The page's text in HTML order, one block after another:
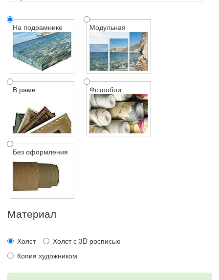
На подрамнике Модульная
В раме Фотообои
Без оформления
Материал
Холст
Холст с 3D росписью
Копия художником